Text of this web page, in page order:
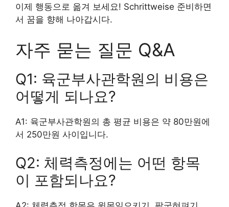
이제 행동으로 옮겨 보세요! Schrittweise 준비하면
서 꿈을 향해 나아갑시다.
자주 묻는 질문 Q&A
Q1: 육군부사관학원의 비용은
어떻게 되나요?
A1: 육군부사관학원의 총 평균 비용은 약 80만원에
서 250만원 사이입니다.
Q2: 체력측정에는 어떤 항목
이 포함되나요?